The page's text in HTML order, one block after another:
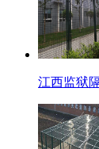
江西监狱